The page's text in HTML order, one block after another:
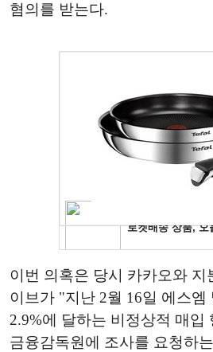
혐의를 받는다.
이번 의혹은 당시 카카오와 지
이브가 "지난 2월 16일 에스엠
2.9%에 달하는 비정상적 매입
금융감독원에 조사를 요청하